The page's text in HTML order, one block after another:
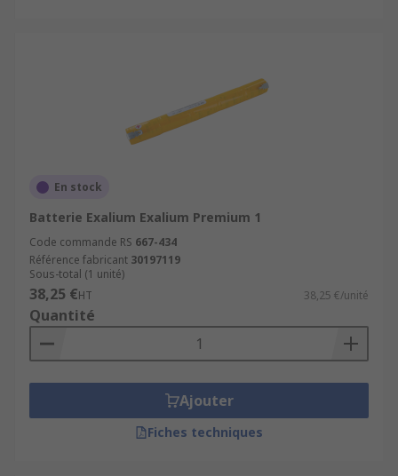
En stock
Batterie Exalium Exalium Premium 1
Code commande RS 667-434
Référence fabricant 30197119
Sous-total (1 unité)
38,25 €HT 38,25 €/unité
Quantité
Ajouter
Fiches techniques